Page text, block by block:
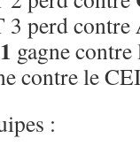
3 perd contre
gagne
contre le
: